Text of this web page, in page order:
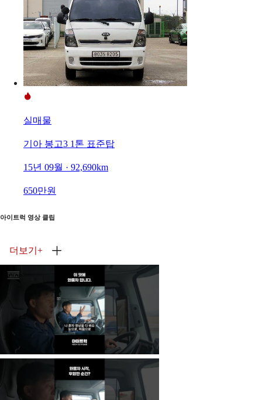
실매물
기아 봉고3 1톤 표준탑
15년 09월 · 92,690km
650만원
아이트럭 영상 클립
더보기 +